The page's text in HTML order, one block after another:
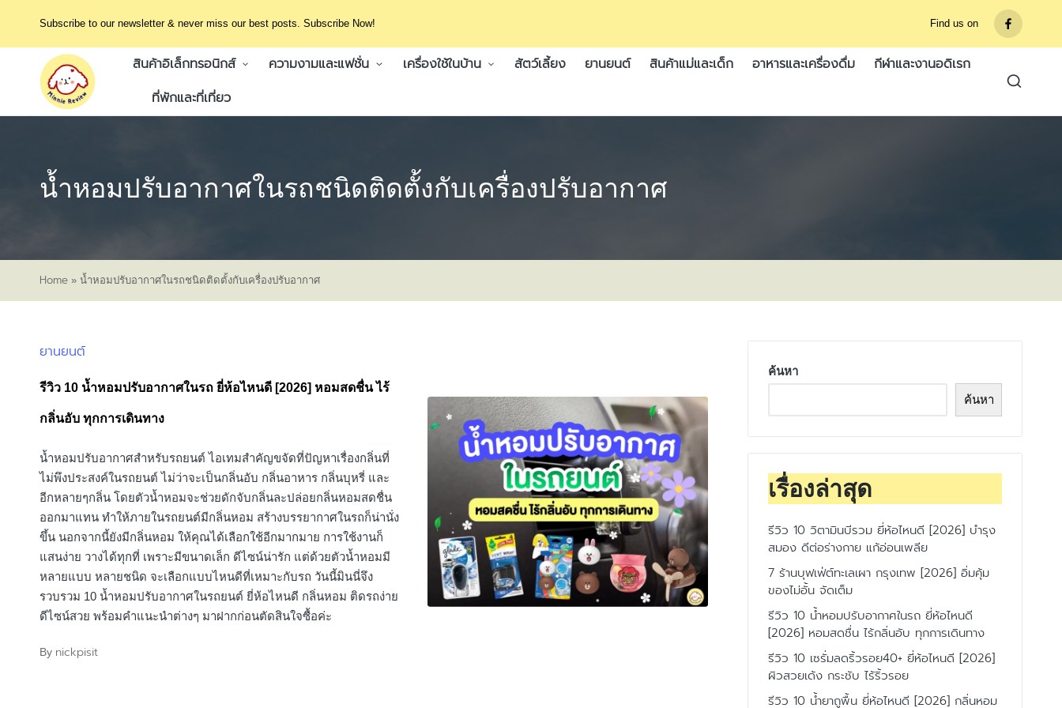
Subscribe to our newsletter & never miss our best posts. Subscribe Now! Find us on
รายการ
เมนู
สินค้าอิเล็กทรอนิกส์ ความงามและแฟชั่น เครื่องใช้ในบ้าน สัตว์เลี้ยง ยานยนต์ สินค้าแม่และเด็ก อาหารและเครื่องดื่ม
กีฬาและงานอดิเรก
ที่พักและที่เที่ยว
น้ำหอมปรับอากาศในรถชนิดติดตั้งกับเครื่องปรับอากาศ
Home » น้ำหอมปรับอากาศในรถชนิดติดตั้งกับเครื่องปรับอากาศ
Posted
ยานยนต์
รีวิว 10 น้ำหอมปรับอากาศในรถ ยี่ห้อไหนดี [2026] หอมสดชื่น ไร้
กลิ่นอับ ทุกการเดินทาง
น้ำหอมปรับอากาศสำหรับรถยนต์ ไอเทมสำคัญขจัดที่ปัญหาเรื่องกลิ่นที่
ไม่พึงประสงค์ในรถยนต์ ไม่ว่าจะเป็นกลิ่นอับ กลิ่นอาหาร กลิ่นบุหรี่ และ
อีกหลายๆกลิ่น โดยตัวน้ำหอมจะช่วยดักจับกลิ่นละปล่อยกลิ่นหอมสดชื่น
ออกมาแทน ทำให้ภายในรถยนต์มีกลิ่นหอม สร้างบรรยากาศในรถก็น่านั่ง
ขึ้น นอกจากนี้ยังมีกลิ่นหอม ให้คุณได้เลือกใช้อีกมากมาย การใช้งานก็
แสนง่าย วางได้ทุกที่ เพราะมีขนาดเล็ก ดีไซน์น่ารัก แต่ด้วยตัวน้ำหอมมี
หลายแบบ หลายชนิด จะเลือกแบบไหนดีที่เหมาะกับรถ วันนี้มินนี่จึง
รวบรวม 10 น้ำหอมปรับอากาศในรถยนต์ ยี่ห้อไหนดี กลิ่นหอม ติดรถง่าย
ดีไซน์สวย พร้อมคำแนะนำต่างๆ มาฝากก่อนตัดสินใจซื้อค่ะ
Posted
By nickpisit
ค้นหา
ค้นหา
เรื่องล่าสุด
รีวิว 10 วิตามินบีรวม ยี่ห้อไหนดี [2026] บำรุง
สมอง ดีต่อร่างกาย แก้อ่อนเพลีย
7 ร้านบุฟเฟ่ต์ทะเลเผา กรุงเทพ [2026] อิ่มคุ้ม
ของไม่อั้น จัดเต็ม
รีวิว 10 น้ำหอมปรับอากาศในรถ ยี่ห้อไหนดี
[2026] หอมสดชื่น ไร้กลิ่นอับ ทุกการเดินทาง
รีวิว 10 เซรั่มลดริ้วรอย40+ ยี่ห้อไหนดี [2026]
ผิวสวยเด้ง กระชับ ไร้ริ้วรอย
รีวิว 10 น้ำยาถูพื้น ยี่ห้อไหนดี [2026] กลิ่นหอม